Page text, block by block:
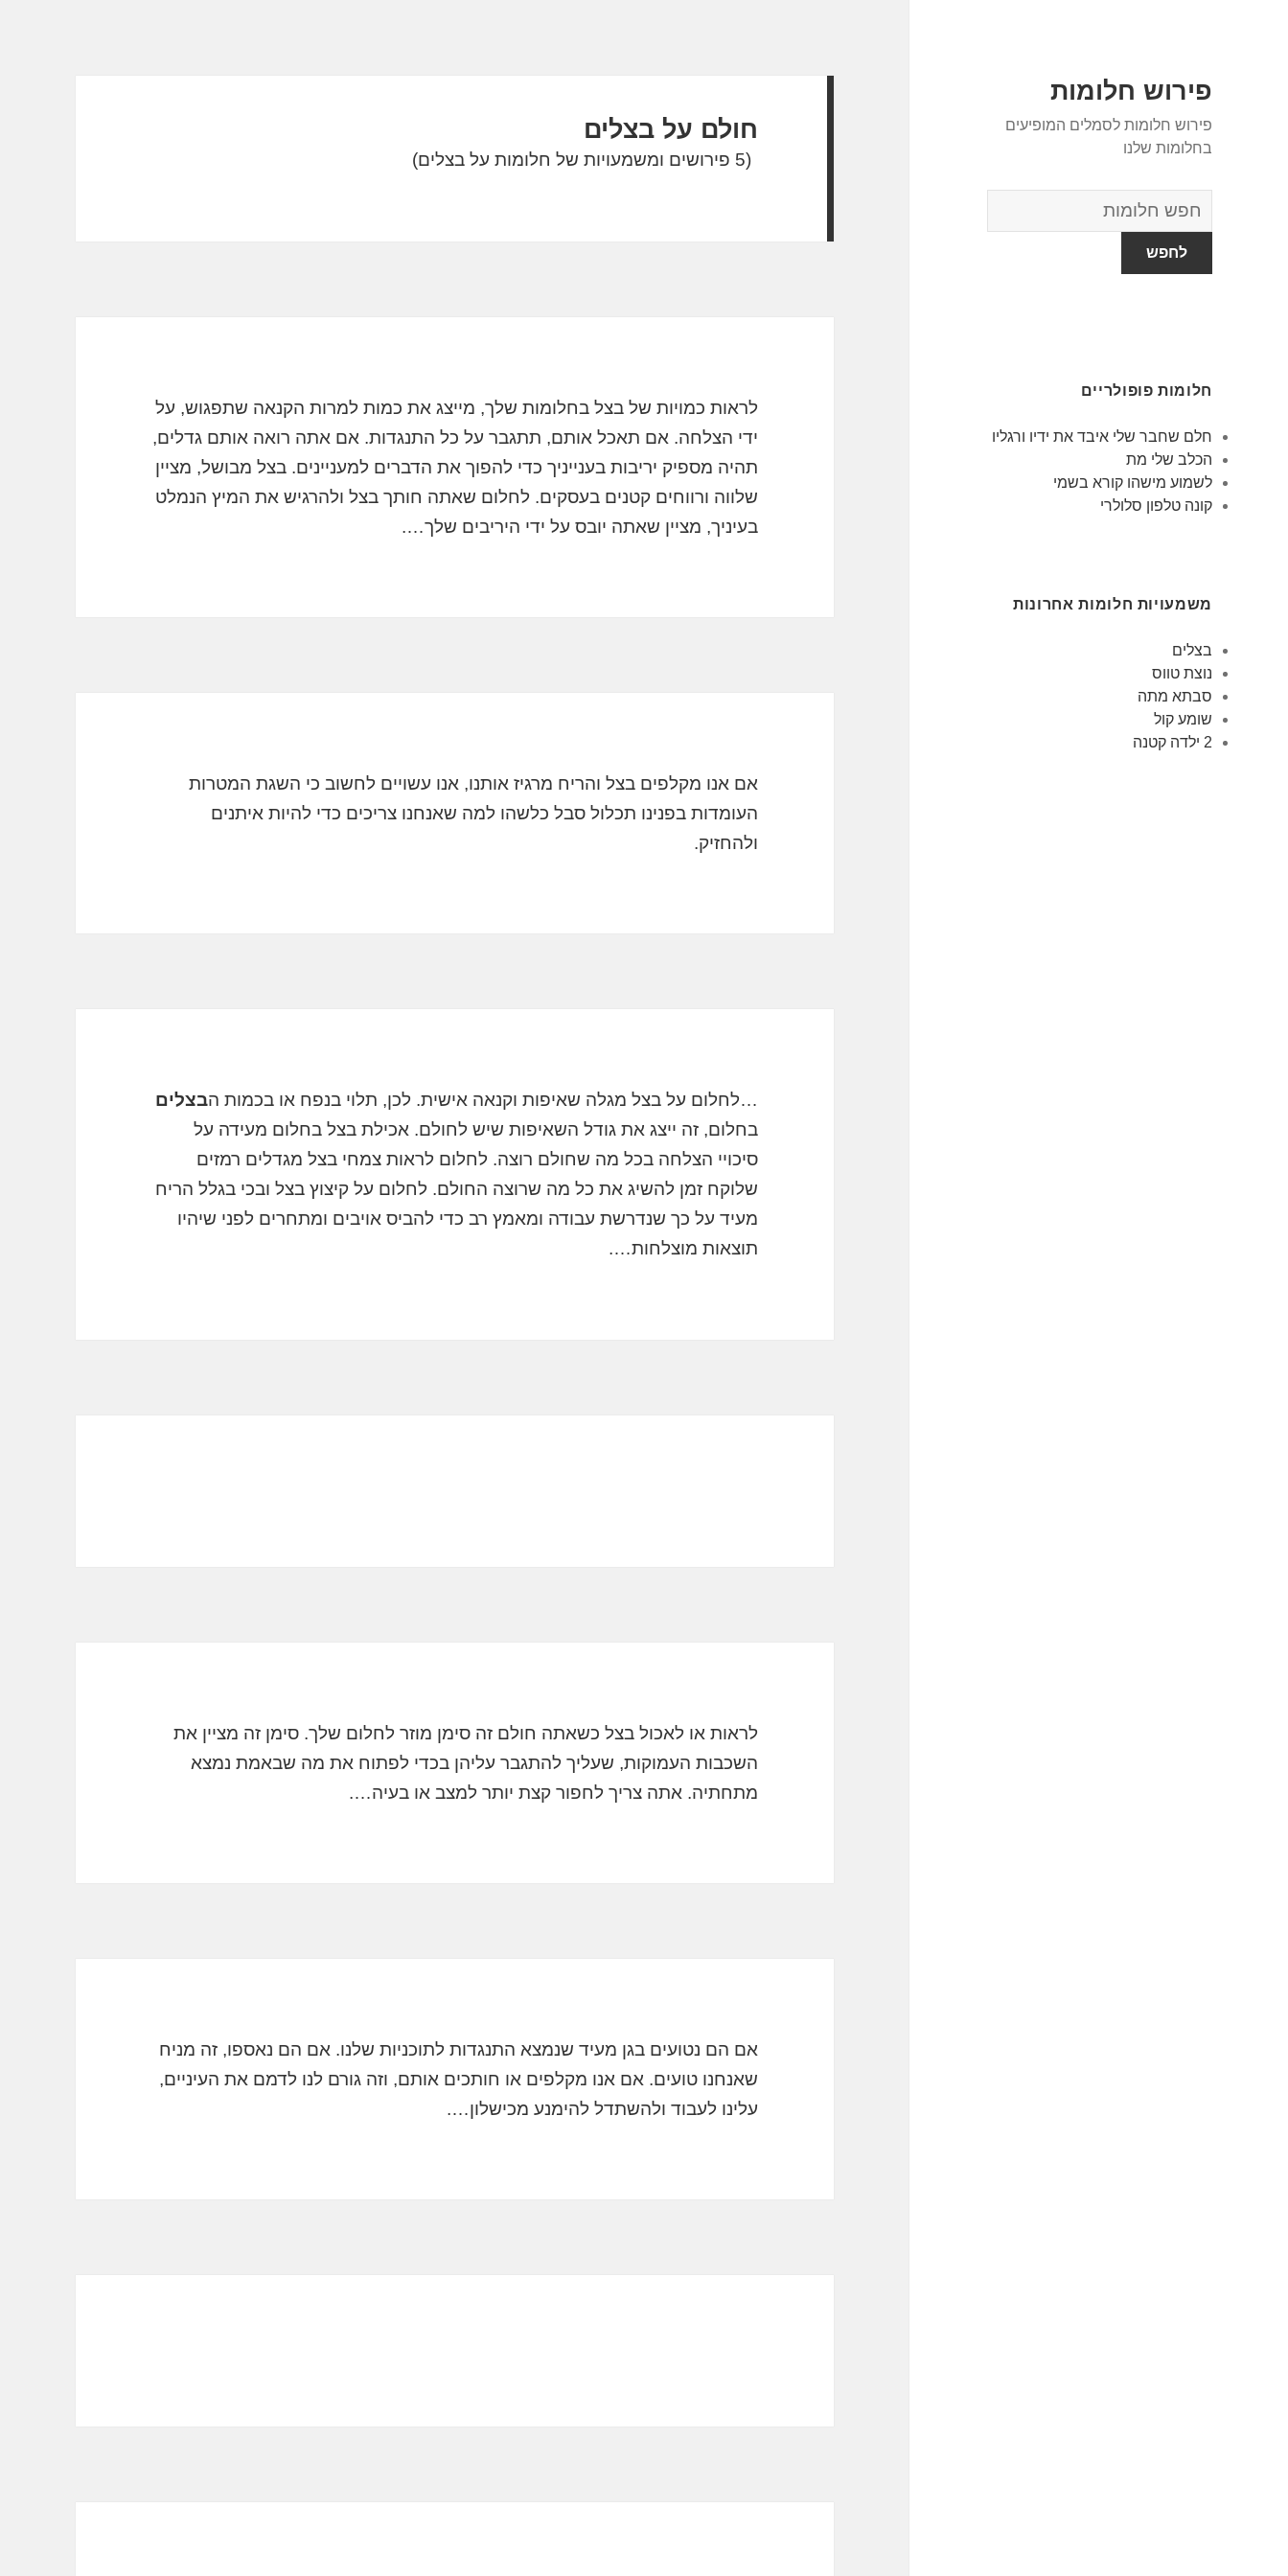
פירוש חלומות
פירוש חלומות לסמלים המופיעים
בחלומות שלנו
מילון
החלומות
חלומות פופולריים
חלם שחבר שלי איבד את ידיו ורגליו
הכלב שלי מת
לשמוע מישהו קורא בשמי
קונה טלפון סלולרי
משמעויות חלומות אחרונות
בצלים
נוצת טווס
סבתא מתה
שומע קול
2 ילדה קטנה
חולם על בצלים
(5 פירושים ומשמעויות של חלומות על בצלים)
לראות כמויות של בצל בחלומות שלך, מייצג את כמות למרות הקנאה שתפגוש, על
ידי הצלחה. אם תאכל אותם, תתגבר על כל התנגדות. אם אתה רואה אותם גדלים,
תהיה מספיק יריבות בענייניך כדי להפוך את הדברים למעניינים. בצל מבושל, מציין
שלווה ורווחים קטנים בעסקים. לחלום שאתה חותך בצל ולהרגיש את המיץ הנמלט
בעיניך, מציין שאתה יובס על ידי היריבים שלך….
אם אנו מקלפים בצל והריח מרגיז אותנו, אנו עשויים לחשוב כי השגת המטרות
העומדות בפנינו תכלול סבל כלשהו למה שאנחנו צריכים כדי להיות איתנים
ולהחזיק.
…לחלום על בצל מגלה שאיפות וקנאה אישית. לכן, תלוי בנפח או בכמות הבצלים
בחלום, זה ייצג את גודל השאיפות שיש לחולם. אכילת בצל בחלום מעידה על
סיכויי הצלחה בכל מה שחולם רוצה. לחלום לראות צמחי בצל מגדלים רמזים
שלוקח זמן להשיג את כל מה שרוצה החולם. לחלום על קיצוץ בצל ובכי בגלל הריח
מעיד על כך שנדרשת עבודה ומאמץ רב כדי להביס אויבים ומתחרים לפני שיהיו
תוצאות מוצלחות….
לראות או לאכול בצל כשאתה חולם זה סימן מוזר לחלום שלך. סימן זה מציין את
השכבות העמוקות, שעליך להתגבר עליהן בכדי לפתוח את מה שבאמת נמצא
מתחתיה. אתה צריך לחפור קצת יותר למצב או בעיה….
אם הם נטועים בגן מעיד שנמצא התנגדות לתוכניות שלנו. אם הם נאספו, זה מניח
שאנחנו טועים. אם אנו מקלפים או חותכים אותם, וזה גורם לנו לדמם את העיניים,
עלינו לעבוד ולהשתדל להימנע מכישלון….